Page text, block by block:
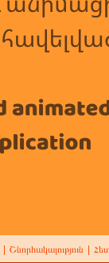
Շնորհակալություն